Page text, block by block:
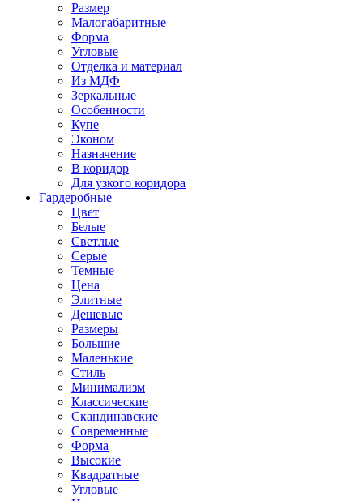
Размер
Малогабаритные
Форма
Угловые
Отделка и материал
Из МДФ
Зеркальные
Особенности
Купе
Эконом
Назначение
В коридор
Для узкого коридора
Гардеробные
Цвет
Белые
Светлые
Серые
Темные
Цена
Элитные
Дешевые
Размеры
Большие
Маленькие
Стиль
Минимализм
Классические
Скандинавские
Современные
Форма
Высокие
Квадратные
Угловые